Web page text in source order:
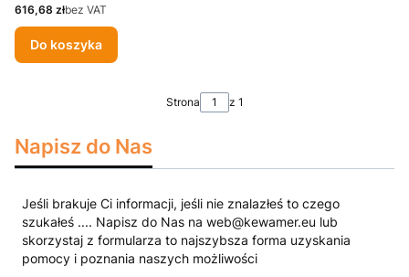
Cena
616,68 złbez VAT
Do koszyka
Strona z 1
Napisz do Nas
Jeśli brakuje Ci informacji, jeśli nie znalazłeś to czego
szukałeś .... Napisz do Nas na web@kewamer.eu lub
skorzystaj z formularza to najszybsza forma uzyskania
pomocy i poznania naszych możliwości